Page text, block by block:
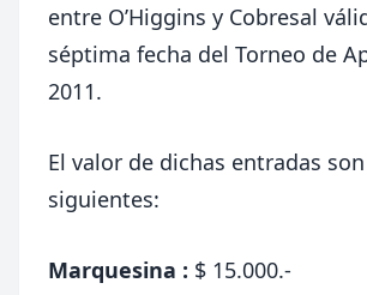
entre O’Higgins y Cobresal
séptima fecha del Torneo de
2011.
El valor de dichas entradas
siguientes:
Marquesina : $ 15.000.-